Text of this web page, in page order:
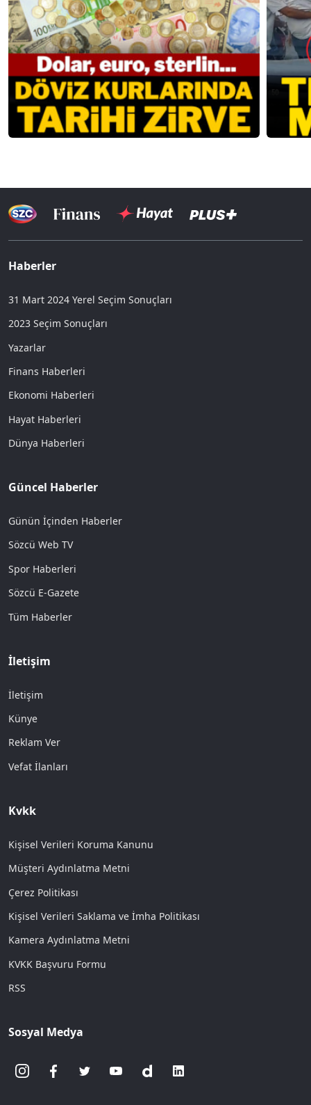
Haberler
31 Mart 2024 Yerel Seçim Sonuçları
2023 Seçim Sonuçları
Yazarlar
Finans Haberleri
Ekonomi Haberleri
Hayat Haberleri
Dünya Haberleri
Güncel Haberler
Günün İçinden Haberler
Sözcü Web TV
Spor Haberleri
Sözcü E-Gazete
Tüm Haberler
İletişim
İletişim
Künye
Reklam Ver
Vefat İlanları
Kvkk
Kişisel Verileri Koruma Kanunu
Müşteri Aydınlatma Metni
Çerez Politikası
Kişisel Verileri Saklama ve İmha Politikası
Kamera Aydınlatma Metni
KVKK Başvuru Formu
RSS
Sosyal Medya